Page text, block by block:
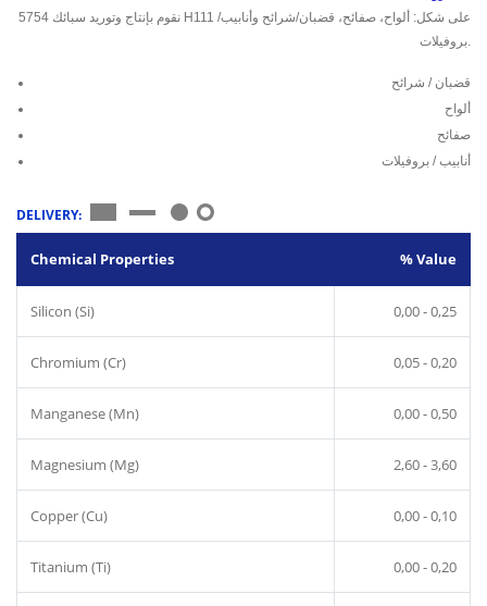
نقوم بإنتاج وتوريد سبائك 5754 H111 على شكل: ألواح، صفائح، قضبان/شرائح وأنابيب/
بروفيلات.
قضبان / شرائح
ألواح
صفائح
أنابيب / بروفيلات
DELIVERY:
Chemical Properties % Value
Silicon (Si) 0,00 - 0,25
Chromium (Cr) 0,05 - 0,20
Manganese (Mn) 0,00 - 0,50
Magnesium (Mg) 2,60 - 3,60
Copper (Cu) 0,00 - 0,10
Titanium (Ti) 0,00 - 0,20